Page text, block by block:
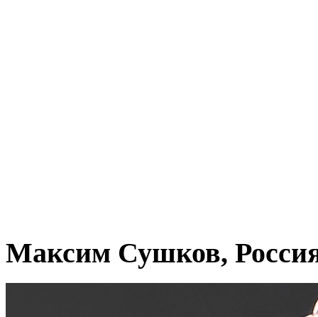
Максим Сушков,